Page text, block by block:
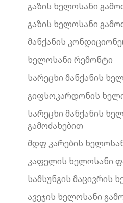
გაზის ხელოსანი
გაზის ხელოსანი
მანქანის
ხელოსანი რემონტი
სარეცხი მანქანის
გიფსოკარდონის
სარეცხი მანქანის
გამოძახებით
მდფ კარების
კაფელის ხელოსანი
სამსუნგის მაცივრის
ავეჯის ხელოსანი